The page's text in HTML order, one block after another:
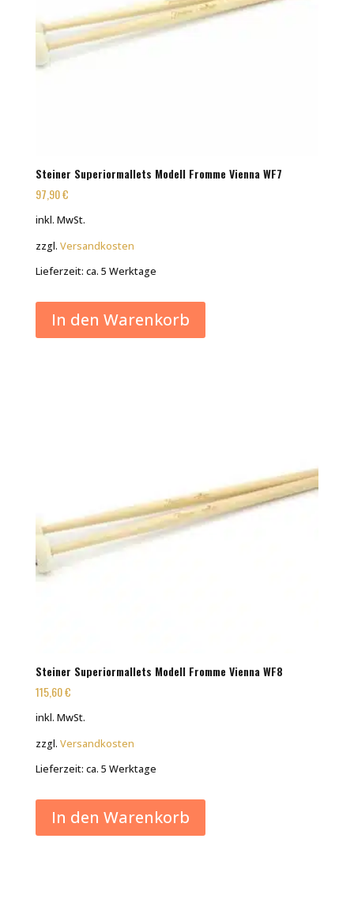
Steiner Superiormallets Modell Fromme Vienna WF7
97,90€
inkl. MwSt.
zzgl. Versandkosten
Lieferzeit: ca. 5 Werktage
In den Warenkorb
Steiner Superiormallets Modell Fromme Vienna WF8
115,60€
inkl. MwSt.
zzgl. Versandkosten
Lieferzeit: ca. 5 Werktage
In den Warenkorb